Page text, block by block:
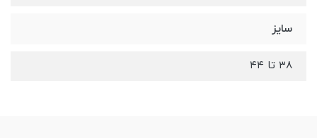
سایز
۳۸ تا ۴۴